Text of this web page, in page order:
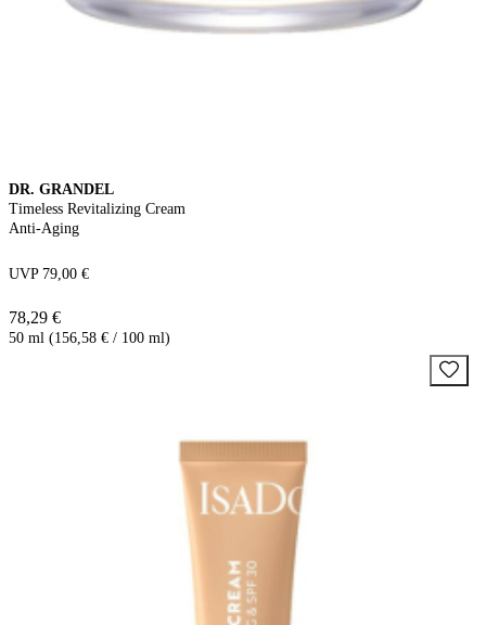
DR. GRANDEL
Timeless Revitalizing Cream
Anti-Aging
UVP 79,00 €
78,29 €
50 ml (156,58 € / 100 ml)